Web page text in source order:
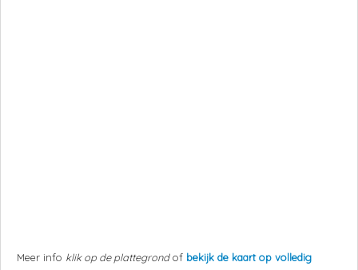
Meer info klik op de plattegrondof bekijk de kaart op volledig